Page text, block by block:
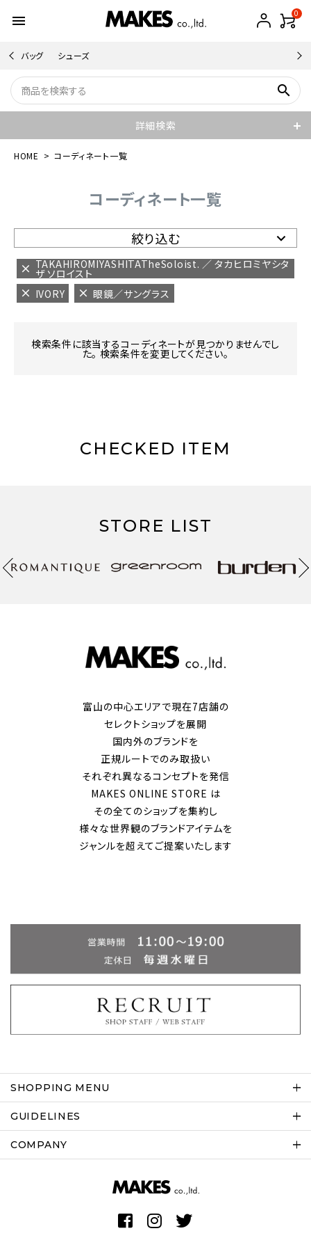
menu 0
バッグ シューズ
search
詳細検索
HOME コーディネート一覧
コーディネート一覧
絞り込む
TAKAHIROMIYASHITATheSoloist. ／ タカヒロミヤシタ
ザ ソロイスト
IVORY
眼鏡／サングラス
検索条件に該当するコーディネートが見つかりませんでし
た。 検索条件を変更してください。
CHECKED ITEM
STORE LIST
富山の中心エリアで現在7店舗の
セレクトショップを展開
国内外のブランドを
正規ルートでのみ取扱い
それぞれ異なるコンセプトを発信
MAKES ONLINE STORE は
その全てのショップを集約し
様々な世界観のブランドアイテムを
ジャンルを超えてご提案いたします
SHOPPING MENU
GUIDELINES
COMPANY